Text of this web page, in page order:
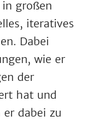
großen
iteratives
Dabei
wie er
der
hat und
dabei zu